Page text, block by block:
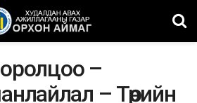
–
манлайлал – Төрийн